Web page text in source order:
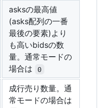
asksの最高値
(asks配列の一番
最後の要素)より
も高いbidsの数
量。通常モードの
場合は
0
成行売り数量。通
常モードの場合は